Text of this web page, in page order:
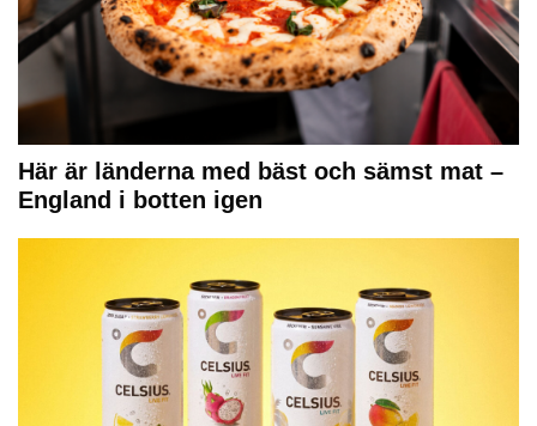
Här är länderna med bäst och sämst mat –
England i botten igen